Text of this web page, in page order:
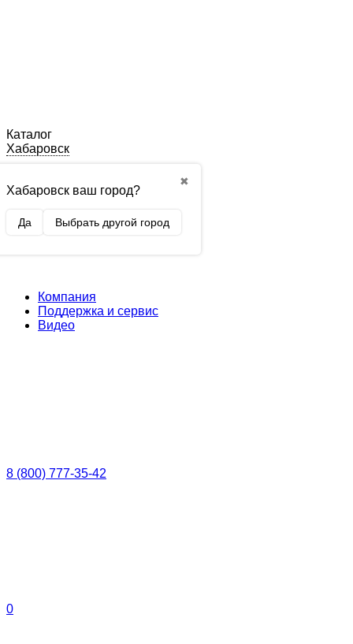
Каталог
Хабаровск
✖
Хабаровск ваш город?
Да Выбрать другой город
Компания
Поддержка и сервис
Видео
8 (800) 777-35-42
0